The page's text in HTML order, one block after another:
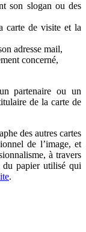
son slogan ou des
carte de visite et la
adresse mail,
concerné,
partenaire ou un
de la carte de
des autres cartes
de l’image, et
à travers
papier utilisé qui
.